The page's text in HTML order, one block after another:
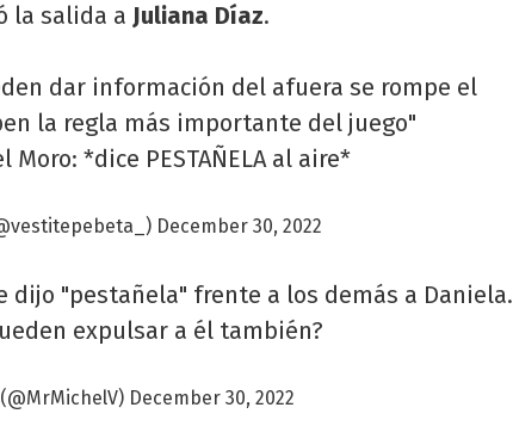
la salida a Juliana Díaz.
dar información del afuera se rompe el
la regla más importante del juego"
Moro: *dice PESTAÑELA al aire*
December 30, 2022
dijo "pestañela" frente a los demás a Daniela.
expulsar a él también?
December 30, 2022